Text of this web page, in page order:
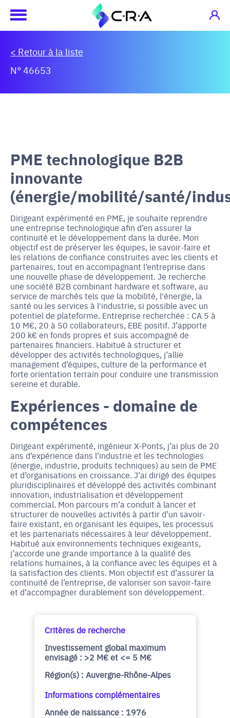
< Retour à la liste
N° 46653
PME technologique B2B
innovante
(énergie/mobilité/santé/
Dirigeant expérimenté en PME, je souhaite reprendre
une entreprise technologique afin d’en assurer la
continuité et le développement dans la durée. Mon
objectif est de préserver les équipes, le savoir-faire et
les relations de confiance construites avec les clients et
partenaires, tout en accompagnant l’entreprise dans
une nouvelle phase de développement. Je recherche
une société B2B combinant hardware et software, au
service de marchés tels que la mobilité, l'énergie, la
santé ou les services à l'industrie, si possible avec un
potentiel de plateforme. Entreprise recherchée : CA 5 à
10 M€, 20 à 50 collaborateurs, EBE positif. J’apporte
200 k€ en fonds propres et suis accompagné de
partenaires financiers. Habitué à structurer et
développer des activités technologiques, j’allie
management d’équipes, culture de la performance et
forte orientation terrain pour conduire une transmission
sereine et durable.
Expériences - domaine de
compétences
Dirigeant expérimenté, ingénieur X-Ponts, j’ai plus de 20
ans d’expérience dans l’industrie et les technologies
(énergie, industrie, produits techniques) au sein de PME
et d’organisations en croissance. J’ai dirigé des équipes
pluridisciplinaires et développé des activités combinant
innovation, industrialisation et développement
commercial. Mon parcours m’a conduit à lancer et
structurer de nouvelles activités à partir d’un savoir-
faire existant, en organisant les équipes, les processus
et les partenariats nécessaires à leur développement.
Habitué aux environnements techniques exigeants,
j’accorde une grande importance à la qualité des
relations humaines, à la confiance avec les équipes et à
la satisfaction des clients. Mon objectif est d’assurer la
continuité de l’entreprise, de valoriser son savoir-faire
et d’accompagner durablement son développement.
Critères de recherche
Investissement global maximum
envisagé : >2 M€ et <= 5 M€
Région(s) : Auvergne-Rhône-Alpes
Informations complémentaires
Année de naissance : 1976